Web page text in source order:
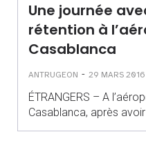
Une journée
rétention à
Casablanca
ANTRUGEON - 29 MARS 2016
ÉTRANGERS – A
Casablanca, après